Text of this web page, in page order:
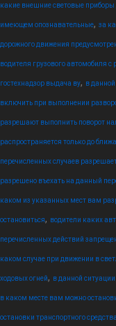
какие внешние световые
имеющем опознавательные, за
дорожного движения
водителя грузового автомобиля
гостехнадзор выдача ву, в
включить при выполнении
разрешают выполнить поворот
распространяется только до
перечисленных случаев
разрешено въехать на данный
каком из указанных мест вам
остановиться, водители каких
перечисленных действий
каком случае при движении в
ходовых огней, в данной
в каком месте вам можно
остановки транспортного